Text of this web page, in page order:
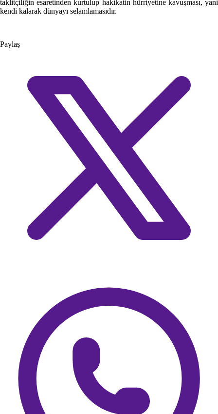
taklitçiliğin esaretinden kurtulup hakikatin hürriyetine kavuşması, yani
kendi kalarak dünyayı selamlamasıdır.
Paylaş